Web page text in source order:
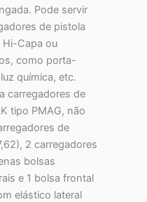
Pode servir
de pistola
Hi-Capa ou
como porta-
química, etc.
carregadores de
tipo PMAG, não
de
2 carregadores
bolsas
e 1 bolsa frontal
elástico lateral